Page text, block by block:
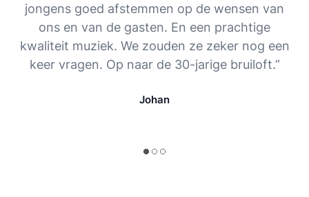
jongens goed afstemmen op de wensen van
ons en van de gasten. En een prachtige
kwaliteit muziek. We zouden ze zeker nog een
keer vragen. Op naar de 30-jarige bruiloft.”
Johan